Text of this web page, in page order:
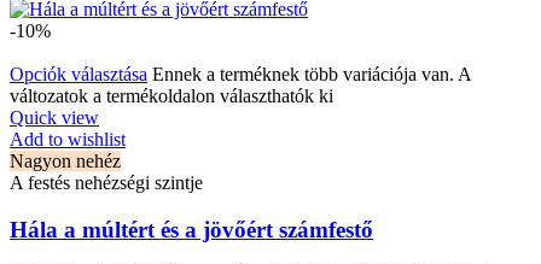
-10%
Opciók választása Ennek a terméknek több variációja van. A
változatok a termékoldalon választhatók ki
Quick view
Add to wishlist
Nagyon nehéz
A festés nehézségi szintje
Hála a múltért és a jövőért számfestő